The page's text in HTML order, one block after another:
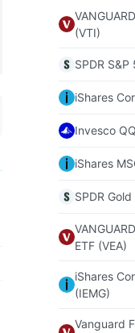
(VTI)
SPDR
iShares
Invesco
iShares
SPDR
ETF (VEA)
iShares
(IEMG)
Vanguard